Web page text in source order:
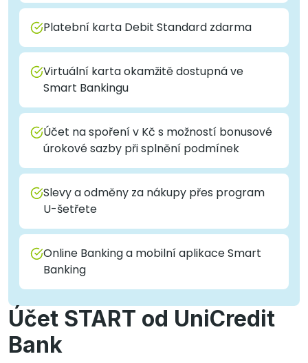
Platební karta Debit Standard zdarma
Virtuální karta okamžitě dostupná ve
Smart Bankingu
Účet na spoření v Kč s možností bonusové
úrokové sazby při splnění podmínek
Slevy a odměny za nákupy přes program
U-šetřete
Online Banking a mobilní aplikace Smart
Banking
Účet START od UniCredit
Bank